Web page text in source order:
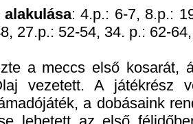
: 4.p.: 6-7, 8.p.:
27.p.: 52-54, 34. p.: 62-
a meccs első kosarát,
vezetett. A játékrész
a dobásaink